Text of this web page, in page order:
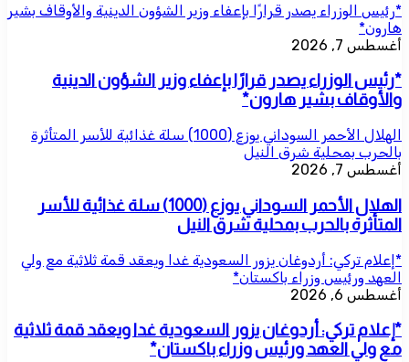
*رئيس الوزراء يصدر قرارًا بإعفاء وزير الشؤون الدينية والأوقاف بشير
هارون*
أغسطس 7, 2026
*رئيس الوزراء يصدر قرارًا بإعفاء وزير الشؤون الدينية
والأوقاف بشير هارون*
الهلال الأحمر السوداني يوزع (1000) سلة غذائية للأسر المتأثرة
بالحرب بمحلية شرق النيل
أغسطس 7, 2026
الهلال الأحمر السوداني يوزع (1000) سلة غذائية للأسر
المتأثرة بالحرب بمحلية شرق النيل
*إعلام تركي: أردوغان يزور السعودية غدا ويعقد قمة ثلاثية مع ولي
العهد ورئيس وزراء باكستان*
أغسطس 6, 2026
*إعلام تركي: أردوغان يزور السعودية غدا ويعقد قمة ثلاثية
مع ولي العهد ورئيس وزراء باكستان*